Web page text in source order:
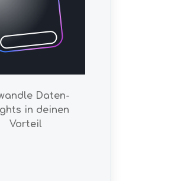
Daten-
in deinen
Vorteil